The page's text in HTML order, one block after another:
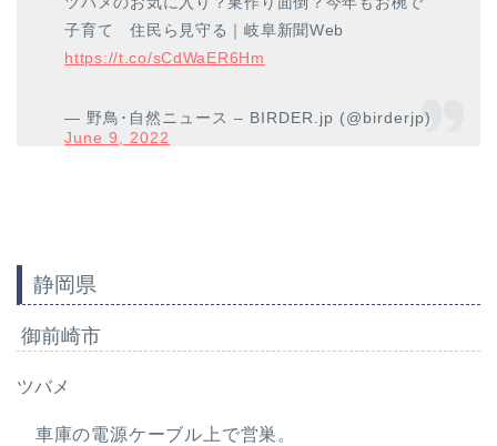
子育て 住民ら見守る｜岐阜新聞Web
https://t.co/sCdWaER6Hm
— 野鳥･自然ニュース – BIRDER.jp (@birderjp)
June 9, 2022
静岡県
御前崎市
ツバメ
車庫の電源ケーブル上で営巣。